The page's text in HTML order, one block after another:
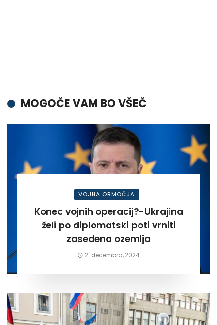
MOGOČE VAM BO VŠEČ
VOJNA OBMOČJA
Konec vojnih operacij?-Ukrajina
želi po diplomatski poti vrniti
zasedena ozemlja
2. decembra, 2024